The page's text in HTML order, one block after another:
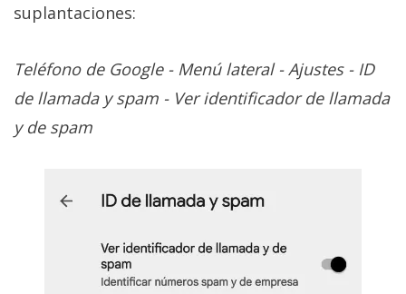
suplantaciones:
Teléfono de Google - Menú lateral - Ajustes - ID
de llamada y spam - Ver identificador de llamada
y de spam